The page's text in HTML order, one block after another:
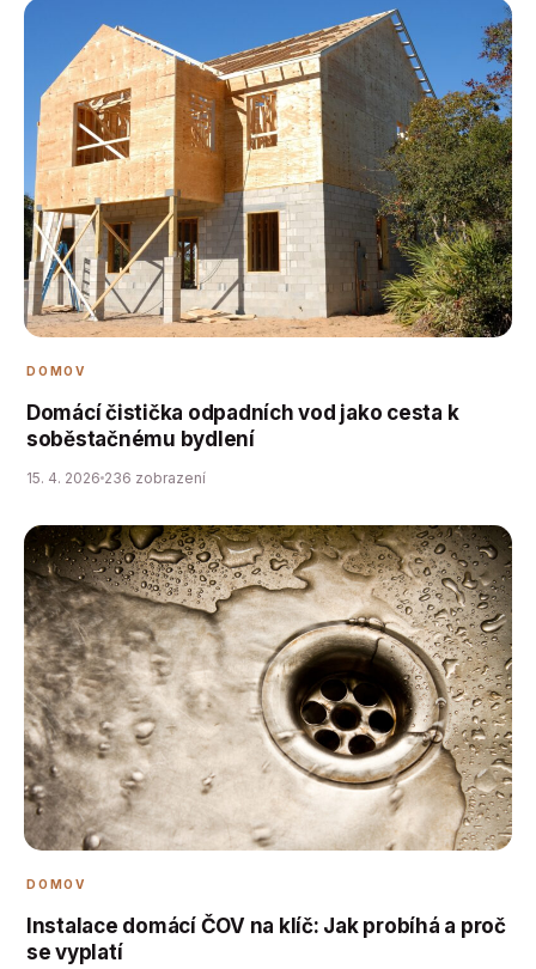
DOMOV
Domácí čistička odpadních vod jako cesta k
soběstačnému bydlení
15. 4. 2026 236 zobrazení
DOMOV
Instalace domácí ČOV na klíč: Jak probíhá a proč
se vyplatí